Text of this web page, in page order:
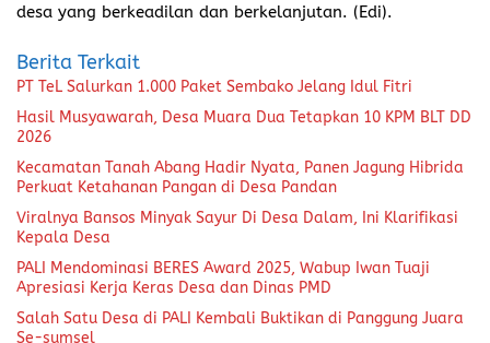
desa yang berkeadilan dan berkelanjutan. (Edi).
Berita Terkait
PT TeL Salurkan 1.000 Paket Sembako Jelang Idul Fitri
Hasil Musyawarah, Desa Muara Dua Tetapkan 10 KPM BLT DD
2026
Kecamatan Tanah Abang Hadir Nyata, Panen Jagung Hibrida
Perkuat Ketahanan Pangan di Desa Pandan
Viralnya Bansos Minyak Sayur Di Desa Dalam, Ini Klarifikasi
Kepala Desa
PALI Mendominasi BERES Award 2025, Wabup Iwan Tuaji
Apresiasi Kerja Keras Desa dan Dinas PMD
Salah Satu Desa di PALI Kembali Buktikan di Panggung Juara
Se-sumsel